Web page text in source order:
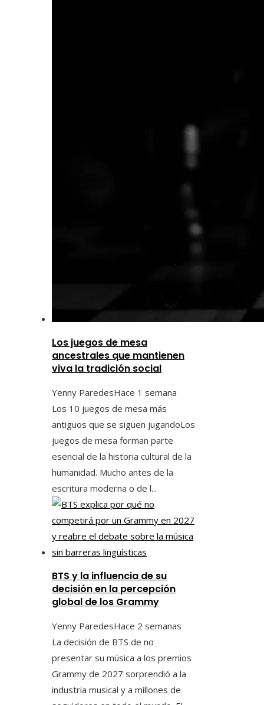
Los juegos de mesa
ancestrales que mantienen
viva la tradición social
Yenny ParedesHace 1 semana
Los 10 juegos de mesa más
antiguos que se siguen jugandoLos
juegos de mesa forman parte
esencial de la historia cultural de la
humanidad. Mucho antes de la
escritura moderna o de l...
BTS y la influencia de su
decisión en la percepción
global de los Grammy
Yenny ParedesHace 2 semanas
La decisión de BTS de no
presentar su música a los premios
Grammy de 2027 sorprendió a la
industria musical y a millones de